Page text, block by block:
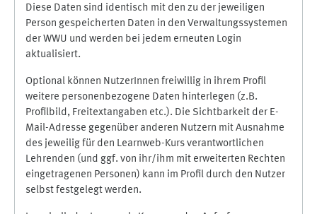
Diese Daten sind identisch mit den zu der jeweiligen
Person gespeicherten Daten in den Verwaltungssystemen
der WWU und werden bei jedem erneuten Login
aktualisiert.
Optional können NutzerInnen freiwillig in ihrem Profil
weitere personenbezogene Daten hinterlegen (z.B.
Profilbild, Freitextangaben etc.). Die Sichtbarkeit der E-
Mail-Adresse gegenüber anderen Nutzern mit Ausnahme
des jeweilig für den Learnweb-Kurs verantwortlichen
Lehrenden (und ggf. von ihr/ihm mit erweiterten Rechten
eingetragenen Personen) kann im Profil durch den Nutzer
selbst festgelegt werden.